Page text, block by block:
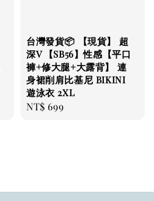
台灣發貨📦 【現貨】 超
深V 【SB56】性感【平口
褲+修大腿+大露背】 連
身裙削肩比基尼 BIKINI
遊泳衣 2XL
Regular
NT$ 699